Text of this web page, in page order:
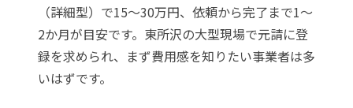
（詳細型）で15〜30万円、依頼から完了まで1〜
2か月が目安です。東所沢の大型現場で元請に登
録を求められ、まず費用感を知りたい事業者は多
いはずです。